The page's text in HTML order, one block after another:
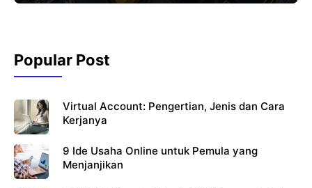
Popular Post
Virtual Account: Pengertian, Jenis dan Cara
Kerjanya
9 Ide Usaha Online untuk Pemula yang
Menjanjikan